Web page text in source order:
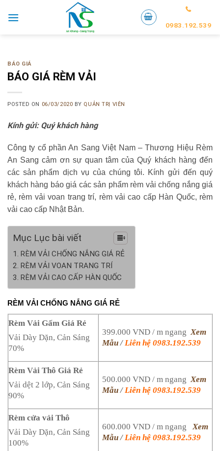
0983.192.539
BÁO GIÁ
BÁO GIÁ RÈM VẢI
POSTED ON 06/03/2020 BY QUẢN TRỊ VIÊN
Kính gửi: Quý khách hàng
Công ty cổ phần An Sang Việt Nam – Thương Hiệu Rèm
An Sang cảm ơn sự quan tâm của Quý khách hàng đến
các sản phẩm dịch vụ của chúng tôi. Kính gửi đến quý
khách hàng báo giá các sản phẩm rèm vải chống nắng giá
rẻ, rèm vải voan trang trí, rèm vải cao cấp Hàn Quốc, rèm
vải cao cấp Nhật Bản.
Mục Lục bài viết
RÈM VẢI CHỐNG NẮNG GIÁ RẺ
RÈM VẢI VOAN TRANG TRÍ
RÈM VẢI CAO CẤP HÀN QUỐC
RÈM VẢI CHỐNG NẮNG GIÁ RẺ
Rèm Vải Gấm Giá Rẻ
Vải Dày Dặn, Cản Sáng
70%
399.000 VND / m ngang Xem
Mẫu/ Liên hệ 0983.192.539
Rèm Vải Thô Giá Rẻ
Vải dệt 2 lớp, Cản Sáng
90%
500.000 VND / m ngang Xem
Mẫu/ Liên hệ 0983.192.539
Rèm cửa vải Thô
Vải Dày Dặn, Cản Sáng
100%
600.000 VND / m ngang
Xem
Mẫu/ Liên hệ 0983.192.539